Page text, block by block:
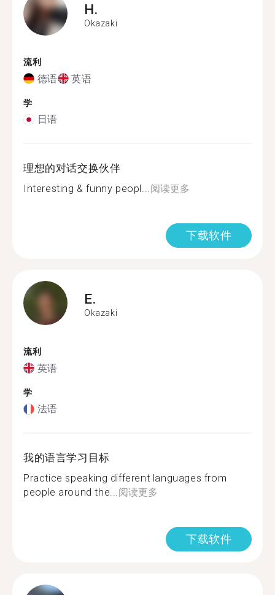
H.
Okazaki
流利
德语 英语
学
日语
理想的对话交换伙伴
Interesting & funny peopl...阅读更多
下载软件
E.
Okazaki
流利
英语
学
法语
我的语言学习目标
Practice speaking different languages from
people around the...阅读更多
下载软件